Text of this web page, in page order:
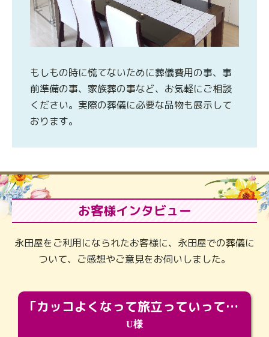
もしもの時に慌てないために葬儀費用の事、事
前準備の事、家族葬の事など、お気軽にご相談
ください。実際の葬儀に必要な品物も展示して
おります。
お客様インタビュー
永田屋をご利用になられたお客様に、永田屋での葬儀に
ついて、ご感想やご意見をお伺いしました。
「カッコよくなって旅立っていってくれました（笑）もっとカッコいいって言ってあげればよかったな」
U様